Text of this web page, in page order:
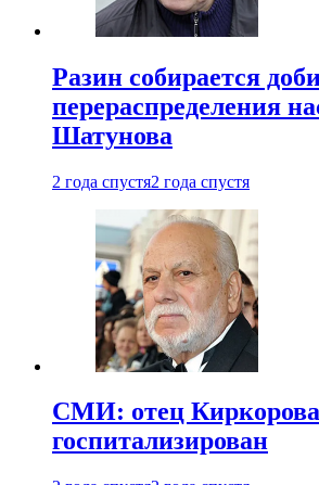
Разин собирается
перераспределения
Шатунова
2 года спустя2 года спустя
СМИ: отец Киркорова
госпитализирован